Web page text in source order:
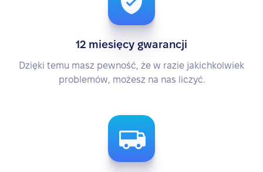
12 miesięcy gwarancji
Dzięki temu masz pewność, że w razie jakichkolwiek
problemów, możesz na nas liczyć.